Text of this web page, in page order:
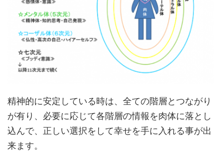
精神的に安定している時は、全ての階層とつながり
が有り、必要に応じて各階層の情報を肉体に落とし
込んで、正しい選択をして幸せを手に入れる事が出
来ます。